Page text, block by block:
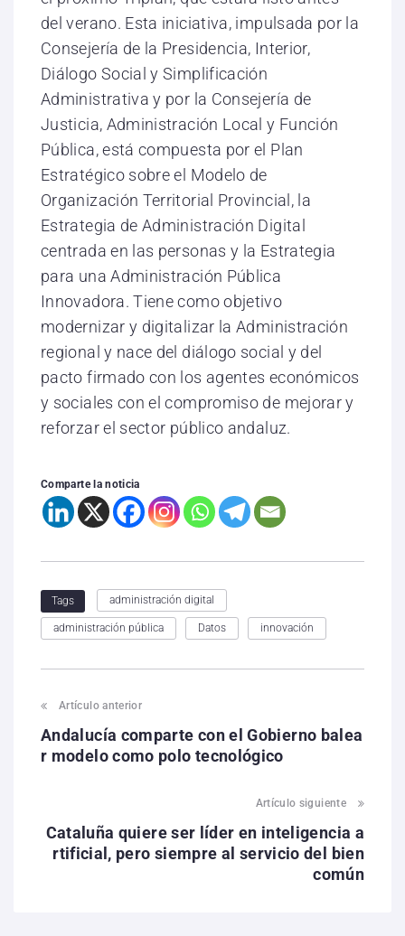
del verano. Esta iniciativa, impulsada por la
Consejería de la Presidencia, Interior,
Diálogo Social y Simplificación
Administrativa y por la Consejería de
Justicia, Administración Local y Función
Pública, está compuesta por el Plan
Estratégico sobre el Modelo de
Organización Territorial Provincial, la
Estrategia de Administración Digital
centrada en las personas y la Estrategia
para una Administración Pública
Innovadora. Tiene como objetivo
modernizar y digitalizar la Administración
regional y nace del diálogo social y del
pacto firmado con los agentes económicos
y sociales con el compromiso de mejorar y
reforzar el sector público andaluz.
Comparte la noticia
Tags administración digital
administración pública Datos innovación
Artículo anterior
Andalucía comparte con el Gobierno balea
r modelo como polo tecnológico
Artículo siguiente
Cataluña quiere ser líder en inteligencia a
rtificial, pero siempre al servicio del bien
común